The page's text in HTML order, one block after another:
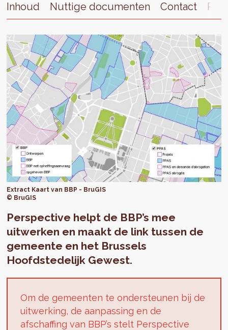
Inhoud Nuttige documenten Contact
Extract Kaart van BBP - BruGIS
© BruGIS
Perspective helpt de BBP’s mee
uitwerken en maakt de link tussen de
gemeente en het Brussels
Hoofdstedelijk Gewest.
Om de gemeenten te ondersteunen bij de
uitwerking, de aanpassing en de
afschaffing van BBP’s stelt Perspective